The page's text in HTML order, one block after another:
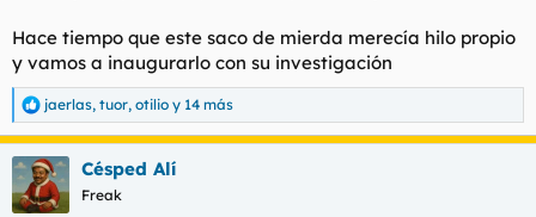
Hace tiempo que este saco de mierda merecía hilo propio
y vamos a inaugurarlo con su investigación
R
e
a
c
c
i
jaerlas, tuor, otilio y 14 más
Césped Alí
Freak